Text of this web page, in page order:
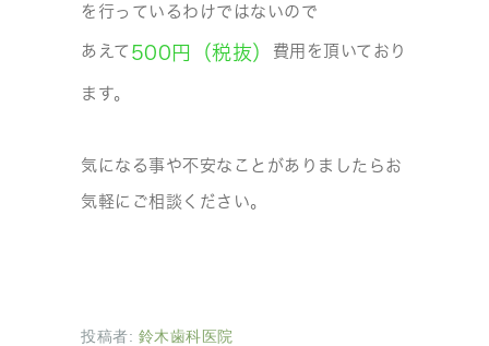
を行っているわけではないので
あえて 500円（税抜） 費用を頂いており
ます。
気になる事や不安なことがありましたらお
気軽にご相談ください。
投稿者: 鈴木歯科医院